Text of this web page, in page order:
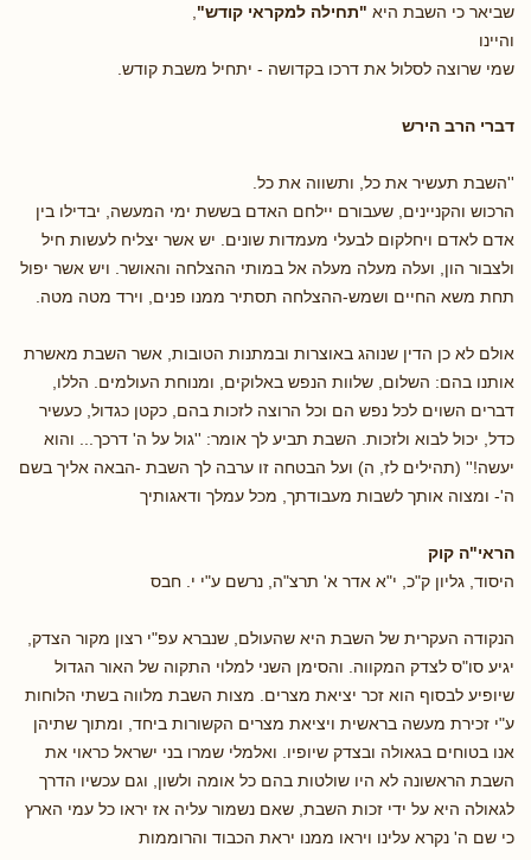
שביאר כי השבת היא "תחילה למקראי קודש"
והיינו
שמי שרוצה לסלול את דרכו בקדושה - יתחיל משבת קודש.
דברי הרב הירש
''השבת תעשיר את כל, ותשווה את כל.
הרכוש והקניינים, שעבורם יילחם האדם בששת ימי המעשה, יבדילו בין
אדם לאדם ויחלקום לבעלי מעמדות שונים. יש אשר יצליח לעשות חיל
ולצבור הון, ועלה מעלה מעלה אל במותי ההצלחה והאושר. ויש אשר יפול
תחת משא החיים ושמש-ההצלחה תסתיר ממנו פנים, וירד מטה מטה.
אולם לא כן הדין שנוהג באוצרות ובמתנות הטובות, אשר השבת מאשרת
אותנו בהם: השלום, שלוות הנפש באלוקים, ומנוחת העולמים. הללו,
דברים השוים לכל נפש הם וכל הרוצה לזכות בהם, כקטן כגדול, כעשיר
כדל, יכול לבוא ולזכות. השבת תביע לך אומר: ''גול על ה' דרכך... והוא
יעשה!'' (תהילים לז, ה) ועל הבטחה זו ערבה לך השבת -הבאה אליך בשם
ה'- ומצוה אותך לשבות מעבודתך, מכל עמלך ודאגותיך
הראי"ה קוק
היסוד, גליון ק"כ, י"א אדר א' תרצ"ה, נרשם ע"י י. חבס
הנקודה העקרית של השבת היא שהעולם, שנברא עפ"י רצון מקור הצדק,
יגיע סו"ס לצדק המקווה. והסימן השני למלוי התקוה של האור הגדול
שיופיע לבסוף הוא זכר יציאת מצרים. מצות השבת מלווה בשתי הלוחות
ע"י זכירת מעשה בראשית ויציאת מצרים הקשורות ביחד, ומתוך שתיהן
אנו בטוחים בגאולה ובצדק שיופיו. ואלמלי שמרו בני ישראל כראוי את
השבת הראשונה לא היו שולטות בהם כל אומה ולשון, וגם עכשיו הדרך
לגאולה היא על ידי זכות השבת, שאם נשמור עליה אז יראו כל עמי הארץ
כי שם ה' נקרא עלינו ויראו ממנו יראת הכבוד והרוממות